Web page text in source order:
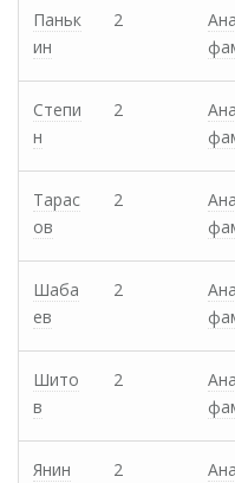
Паньк
ин
2
Степи
н
2
Тарас
ов
2
Шаба
ев
2
Шито
в
2
Янин 2